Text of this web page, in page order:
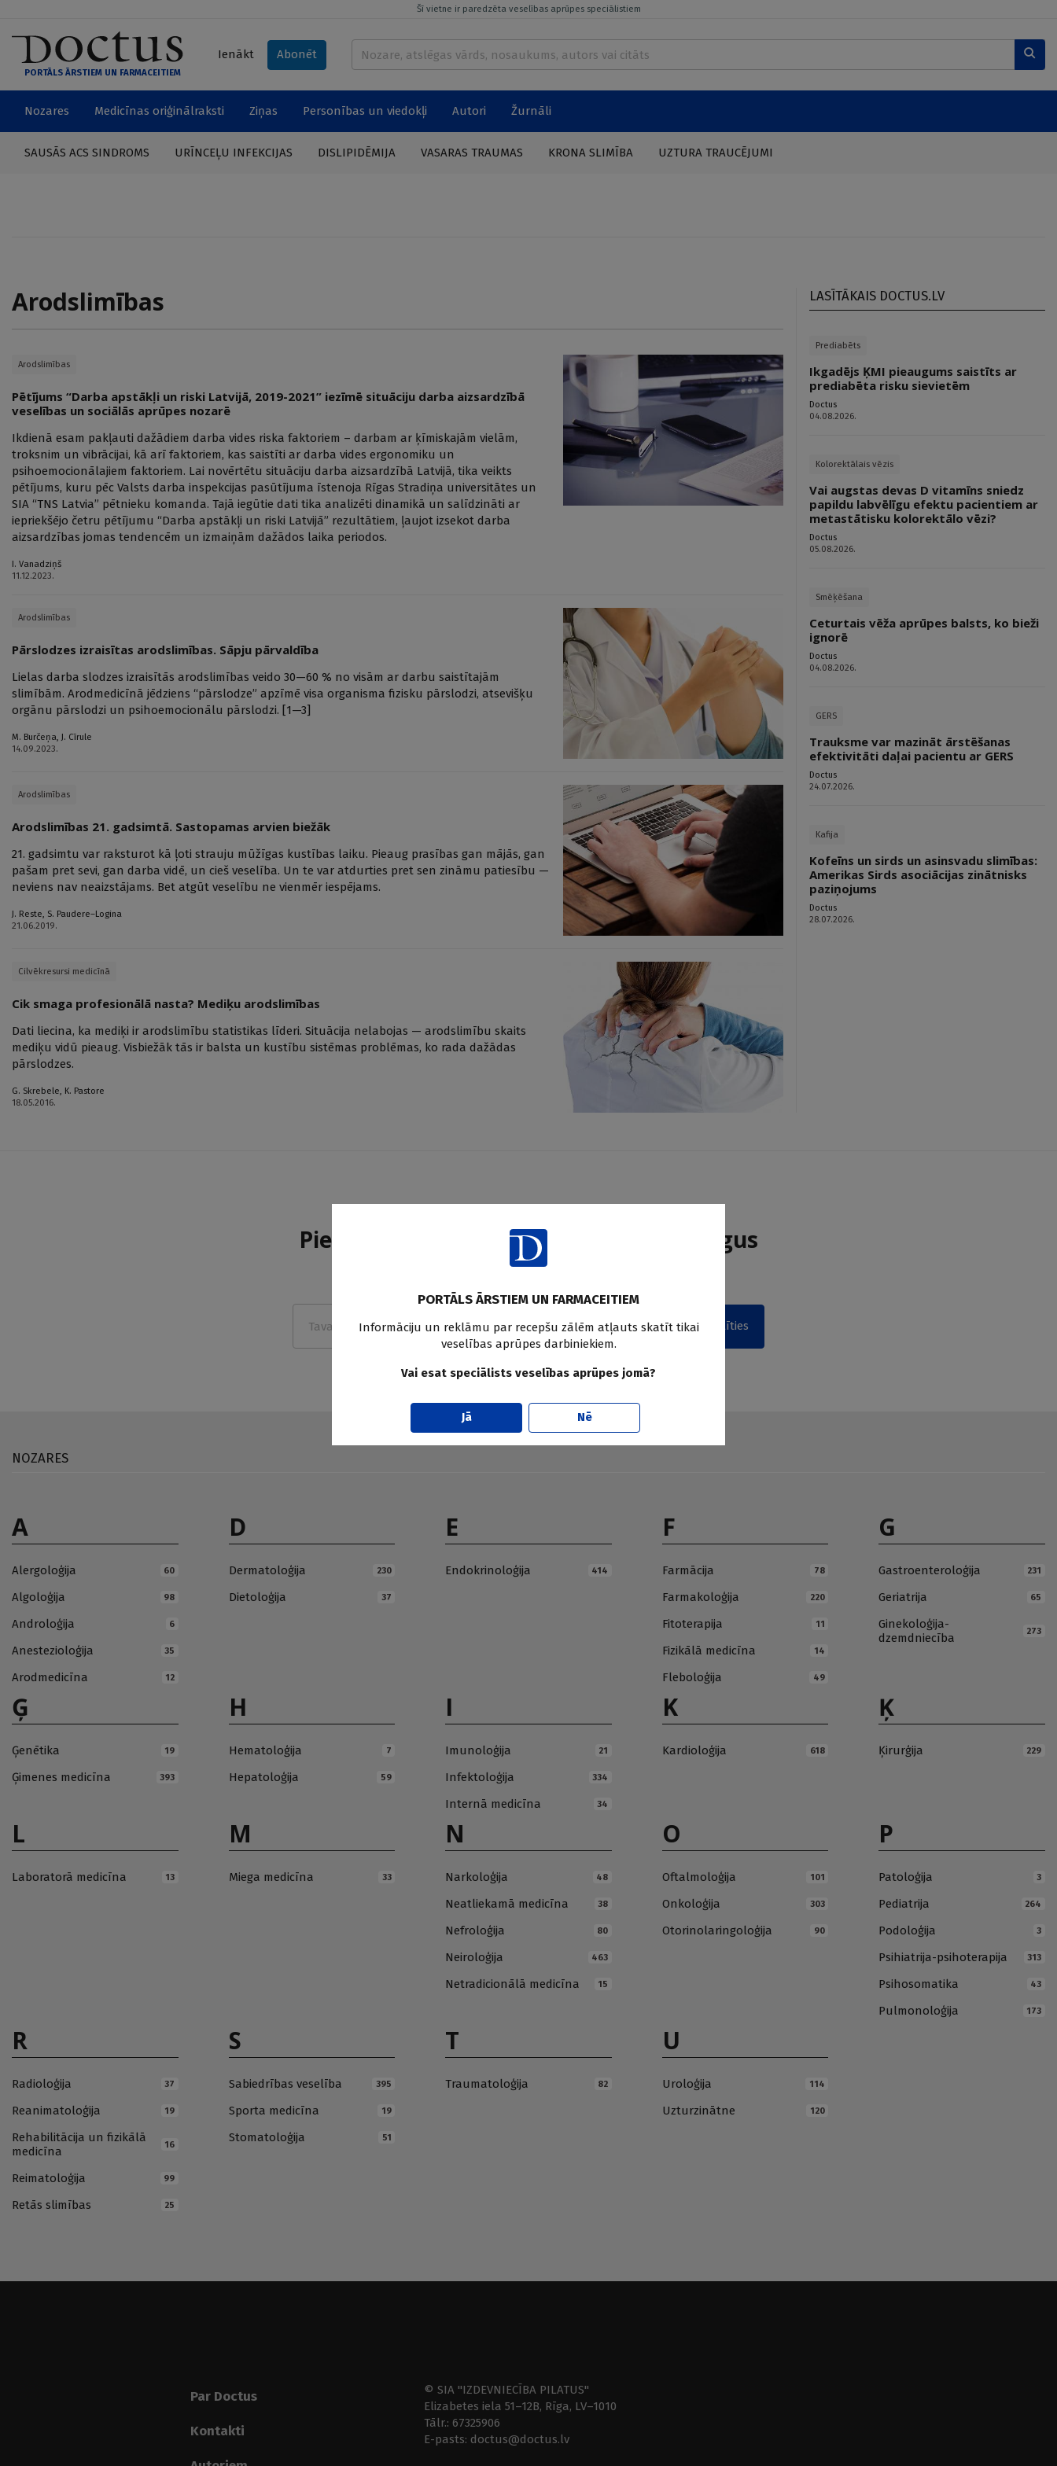
Šī vietne ir paredzēta veselības aprūpes speciālistiem
PORTĀLS ĀRSTIEM UN FARMACEITIEM
Ienākt Abonēt
Nozares Medicīnas oriģinālraksti Ziņas Personības un viedokļi Autori Žurnāli
SAUSĀS ACS SINDROMS URĪNCEĻU INFEKCIJAS DISLIPIDĒMIJA VASARAS TRAUMAS KRONA SLIMĪBA UZTURA TRAUCĒJUMI
Arodslimības
Arodslimības
Pētījums “Darba apstākļi un riski Latvijā, 2019-2021” iezīmē situāciju darba aizsardzībā
veselības un sociālās aprūpes nozarē
Ikdienā esam pakļauti dažādiem darba vides riska faktoriem – darbam ar ķīmiskajām vielām,
troksnim un vibrācijai, kā arī faktoriem, kas saistīti ar darba vides ergonomiku un
psihoemocionālajiem faktoriem. Lai novērtētu situāciju darba aizsardzībā Latvijā, tika veikts
pētījums, kuru pēc Valsts darba inspekcijas pasūtījuma īstenoja Rīgas Stradiņa universitātes un
SIA “TNS Latvia” pētnieku komanda. Tajā iegūtie dati tika analizēti dinamikā un salīdzināti ar
iepriekšējo četru pētījumu “Darba apstākļi un riski Latvijā” rezultātiem, ļaujot izsekot darba
aizsardzības jomas tendencēm un izmaiņām dažādos laika periodos.
I. Vanadziņš
11.12.2023.
Arodslimības
Pārslodzes izraisītas arodslimības. Sāpju pārvaldība
Lielas darba slodzes izraisītās arodslimības veido 30—60 % no visām ar darbu saistītajām
slimībām. Arodmedicīnā jēdziens “pārslodze” apzīmē visa organisma fizisku pārslodzi, atsevišķu
orgānu pārslodzi un psihoemocionālu pārslodzi. [1—3]
M. Burčeņa, J. Cīrule
14.09.2023.
Arodslimības
Arodslimības 21. gadsimtā. Sastopamas arvien biežāk
21. gadsimtu var raksturot kā ļoti strauju mūžīgas kustības laiku. Pieaug prasības gan mājās, gan
pašam pret sevi, gan darba vidē, un cieš veselība. Un te var atdurties pret sen zināmu patiesību —
neviens nav neaizstājams. Bet atgūt veselību ne vienmēr iespējams.
J. Reste, S. Paudere–Logina
21.06.2019.
Cilvēkresursi medicīnā
Cik smaga profesionālā nasta? Mediķu arodslimības
Dati liecina, ka mediķi ir arodslimību statistikas līderi. Situācija nelabojas — arodslimību skaits
mediķu vidū pieaug. Visbiežāk tās ir balsta un kustību sistēmas problēmas, ko rada dažādas
pārslodzes.
G. Skrebele, K. Pastore
18.05.2016.
LASĪTĀKAIS DOCTUS.LV
Prediabēts
Ikgadējs ĶMI pieaugums saistīts ar
prediabēta risku sievietēm
Doctus
04.08.2026.
Kolorektālais vēzis
Vai augstas devas D vitamīns sniedz
papildu labvēlīgu efektu pacientiem ar
metastātisku kolorektālo vēzi?
Doctus
05.08.2026.
Smēķēšana
Ceturtais vēža aprūpes balsts, ko bieži
ignorē
Doctus
04.08.2026.
GERS
Trauksme var mazināt ārstēšanas
efektivitāti daļai pacientu ar GERS
Doctus
24.07.2026.
Kafija
Kofeīns un sirds un asinsvadu slimības:
Amerikas Sirds asociācijas zinātnisks
paziņojums
Doctus
28.07.2026.
Pieraksties un saņem praktiskus, vērtīgus
medicīnas un farmācijas jaunumus
Pierakstīties
NOZARES
A
Alergoloģija 60
Algoloģija 98
Androloģija 6
Anestezioloģija 35
Arodmedicīna 12
D
Dermatoloģija 230
Dietoloģija 37
E
Endokrinoloģija 414
F
Farmācija 78
Farmakoloģija 220
Fitoterapija 11
Fizikālā medicīna 14
Fleboloģija 49
G
Gastroenteroloģija 231
Geriatrija 65
Ginekoloģija-
dzemdniecība
273
Ģ
Ģenētika 19
Ģimenes medicīna 393
H
Hematoloģija 7
Hepatoloģija 59
I
Imunoloģija 21
Infektoloģija 334
Internā medicīna 34
K
Kardioloģija 618
Ķ
Ķirurģija 229
L
Laboratorā medicīna 13
M
Miega medicīna 33
N
Narkoloģija 48
Neatliekamā medicīna 38
Nefroloģija 80
Neiroloģija 463
Netradicionālā medicīna 15
O
Oftalmoloģija 101
Onkoloģija 303
Otorinolaringoloģija 90
P
Patoloģija 3
Pediatrija 264
Podoloģija 3
Psihiatrija-psihoterapija 313
Psihosomatika 43
Pulmonoloģija 173
R
Radioloģija 37
Reanimatoloģija 19
Rehabilitācija un fizikālā
medicīna
16
Reimatoloģija 99
Retās slimības 25
S
Sabiedrības veselība 395
Sporta medicīna 19
Stomatoloģija 51
T
Traumatoloģija 82
U
Uroloģija 114
Uzturzinātne 120
Par Doctus
Kontakti
© SIA "IZDEVNIECĪBA PILATUS"
Elizabetes iela 51–12B, Rīga, LV–1010
Tālr.: 67325906
E-pasts: doctus@doctus.lv
PORTĀLS ĀRSTIEM UN FARMACEITIEM
Informāciju un reklāmu par recepšu zālēm atļauts skatīt tikai
veselības aprūpes darbiniekiem.
Vai esat speciālists veselības aprūpes jomā?
Jā Nē